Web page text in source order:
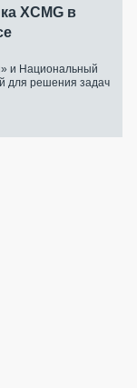
XCMG в
и Национальный
для решения задач